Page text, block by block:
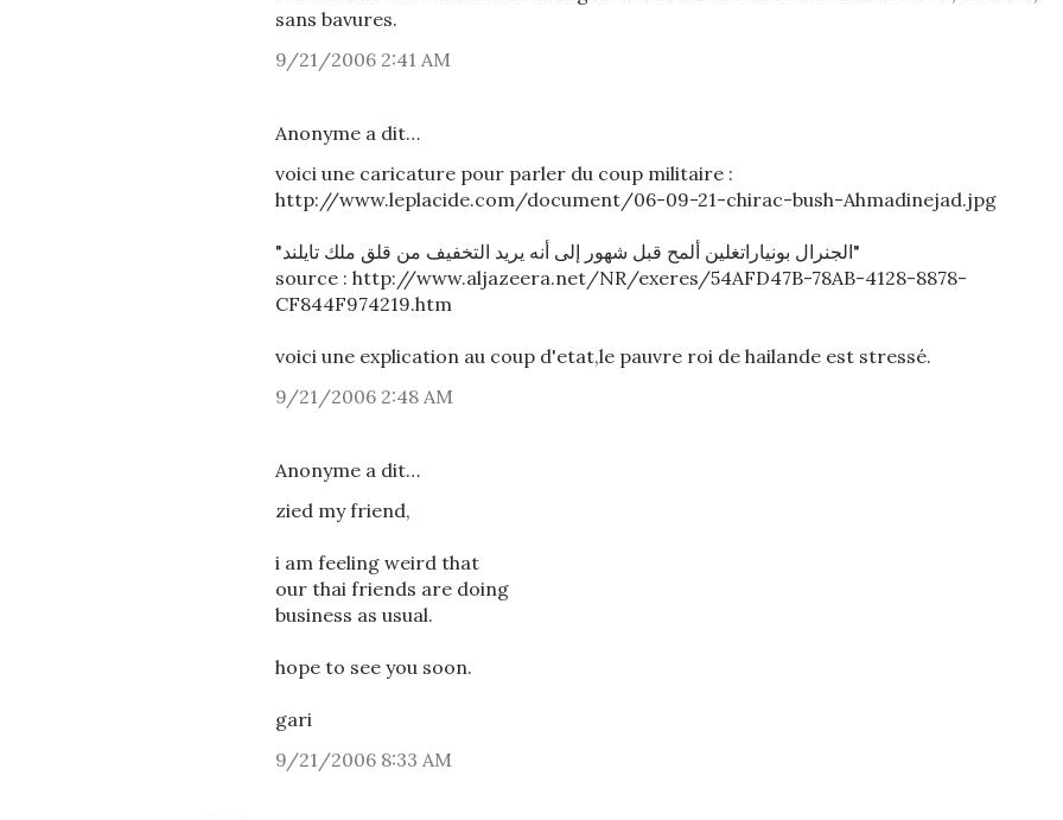
sans bavures.
9/21/2006 2:41 AM
Anonyme a dit…
voici une caricature pour parler du coup militaire :
http://www.leplacide.com/document/06-09-21-chirac-bush-Ahmadinejad.jpg
"الجنرال بونياراتغلين ألمح قبل شهور إلى أنه يريد التخفيف من قلق ملك تايلند"
source : http://www.aljazeera.net/NR/exeres/54AFD47B-78AB-4128-8878-
CF844F974219.htm
voici une explication au coup d'etat,le pauvre roi de hailande est stressé.
9/21/2006 2:48 AM
Anonyme a dit…
zied my friend,
i am feeling weird that
our thai friends are doing
business as usual.
hope to see you soon.
gari
9/21/2006 8:33 AM